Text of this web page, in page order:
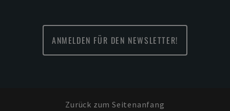
ANMELDEN FÜR DEN NEWSLETTER!
Zurück zum Seitenanfang